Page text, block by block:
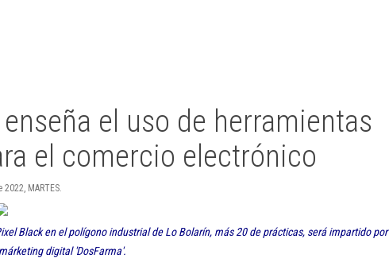
el uso de herramientas
el comercio electrónico
MARTES.
Black en el polígono industrial de Lo Bolarín, más 20 de prácticas, será impartido por
digital 'DosFarma'.